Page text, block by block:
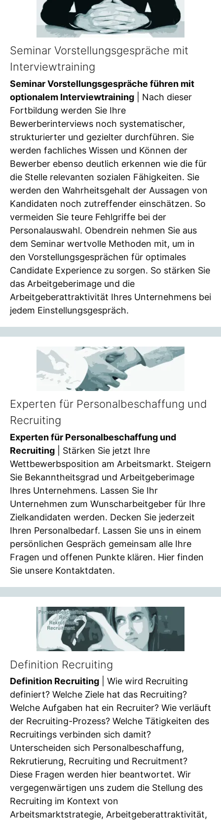
Seminar Vorstellungsgespräche mit
Interviewtraining
Seminar Vorstellungsgespräche führen mit
optionalem Interviewtraining | Nach dieser
Fortbildung werden Sie Ihre
Bewerberinterviews noch systematischer,
strukturierter und gezielter durchführen. Sie
werden fachliches Wissen und Können der
Bewerber ebenso deutlich erkennen wie die für
die Stelle relevanten sozialen Fähigkeiten. Sie
werden den Wahrheitsgehalt der Aussagen von
Kandidaten noch zutreffender einschätzen. So
vermeiden Sie teure Fehlgriffe bei der
Personalauswahl. Obendrein nehmen Sie aus
dem Seminar wertvolle Methoden mit, um in
den Vorstellungsgesprächen für optimales
Candidate Experience zu sorgen. So stärken Sie
das Arbeitgeberimage und die
Arbeitgeberattraktivität Ihres Unternehmens bei
jedem Einstellungsgespräch.
Experten für Personalbeschaffung und
Recruiting
Experten für Personalbeschaffung und
Recruiting | Stärken Sie jetzt Ihre
Wettbewerbsposition am Arbeitsmarkt. Steigern
Sie Bekanntheitsgrad und Arbeitgeberimage
Ihres Unternehmens. Lassen Sie Ihr
Unternehmen zum Wunscharbeitgeber für Ihre
Zielkandidaten werden. Decken Sie jederzeit
Ihren Personalbedarf. Lassen Sie uns in einem
persönlichen Gespräch gemeinsam alle Ihre
Fragen und offenen Punkte klären. Hier finden
Sie unsere Kontaktdaten.
Definition Recruiting
Definition Recruiting | Wie wird Recruiting
definiert? Welche Ziele hat das Recruiting?
Welche Aufgaben hat ein Recruiter? Wie verläuft
der Recruiting-Prozess? Welche Tätigkeiten des
Recruitings verbinden sich damit?
Unterscheiden sich Personalbeschaffung,
Rekrutierung, Recruiting und Recruitment?
Diese Fragen werden hier beantwortet. Wir
vergegenwärtigen uns zudem die Stellung des
Recruiting im Kontext von
Arbeitsmarktstrategie, Arbeitgeberattraktivität,